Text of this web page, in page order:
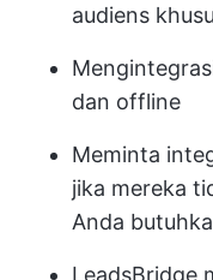
audiens
dan offline
Meminta
jika mereka
Anda